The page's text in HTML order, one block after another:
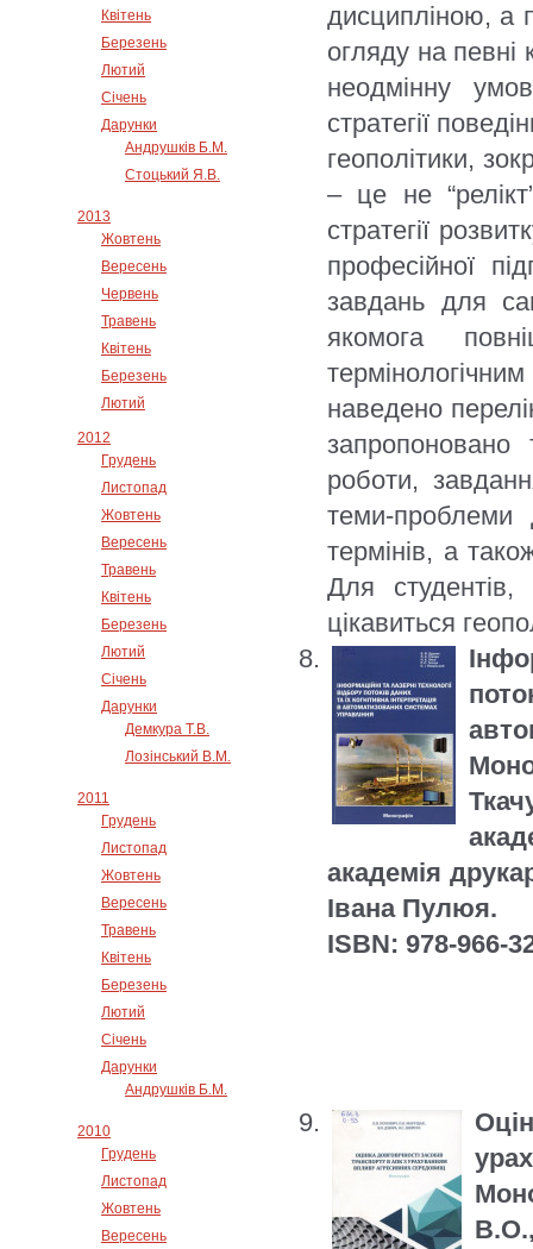
Квітень
Березень
Лютий
Січень
Дарунки
Андрушків Б.М.
Стоцький Я.В.
2013
Жовтень
Вересень
Червень
Травень
Квітень
Березень
Лютий
2012
Грудень
Листопад
Жовтень
Вересень
Травень
Квітень
Березень
Лютий
Січень
Дарунки
Демкура Т.В.
Лозінський В.М.
2011
Грудень
Листопад
Жовтень
Вересень
Травень
Квітень
Березень
Лютий
Січень
Дарунки
Андрушків Б.М.
2010
Грудень
Листопад
Жовтень
Вересень
дисципліною, а
огляду на певні
неодмінну
стратегії
геополітики,
– це не
стратегії
професійної
завдань для
якомога
наведено
запропоновано
роботи,
теми-проблеми
термінів, а
Для студентів,
цікавиться
академія
Івана Пулюя.
ISBN: 978-966-